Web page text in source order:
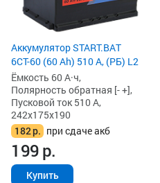
Аккумулятор START.BAT
6СТ-60 (60 Ah) 510 А, (РБ) L2
Ёмкость 60 А·ч,
Полярность обратная [- +],
Пусковой ток 510 А,
242x175x190
182р. при сдаче акб
199р.
Купить